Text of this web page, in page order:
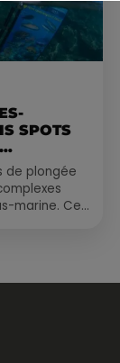
SPOTS
de plongée
marine. Cet